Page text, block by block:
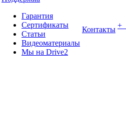
Гарантия
Сертификаты
Статьи
Видеоматериалы
Мы на Drive2
Контакты +